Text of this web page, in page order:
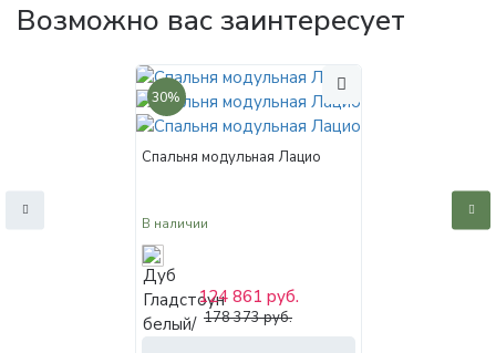
Возможно вас заинтересует
30%
Спальня модульная Лацио
В наличии
124 861 руб.
178 373 руб.